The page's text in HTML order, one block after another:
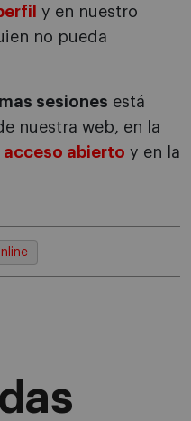
y en nuestro
no pueda
sesiones está
nuestra web, en la
abierto y en la